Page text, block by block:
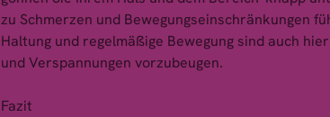
zu Schmerzen und Bewegungseinschränkungen
Haltung und regelmäßige Bewegung sind auch
und Verspannungen vorzubeugen.
Fazit